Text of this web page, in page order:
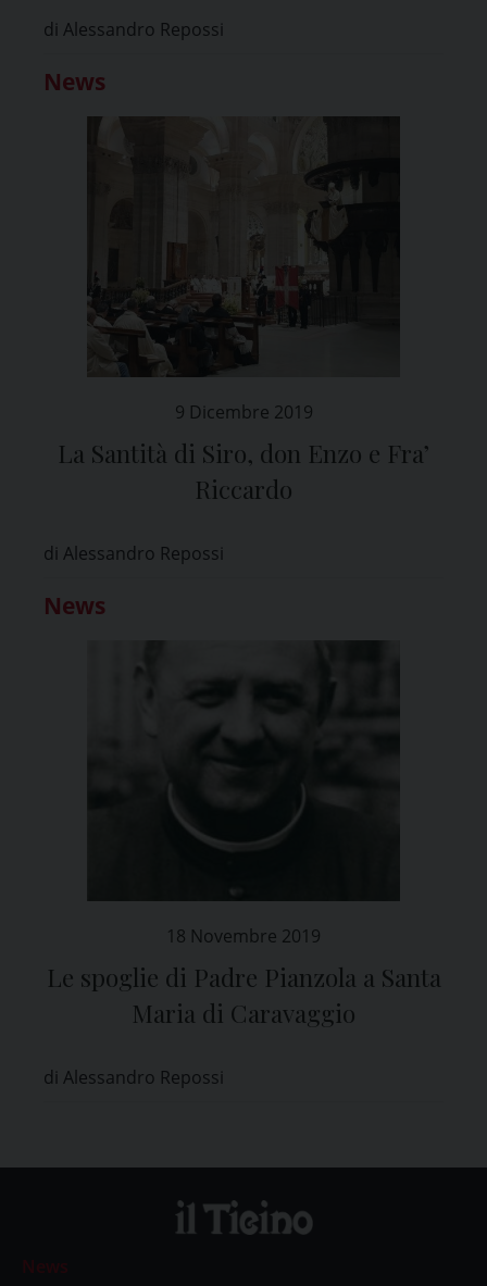
di Alessandro Repossi
News
9 Dicembre 2019
La Santità di Siro, don Enzo e Fra’
Riccardo
di Alessandro Repossi
News
18 Novembre 2019
Le spoglie di Padre Pianzola a Santa
Maria di Caravaggio
di Alessandro Repossi
News